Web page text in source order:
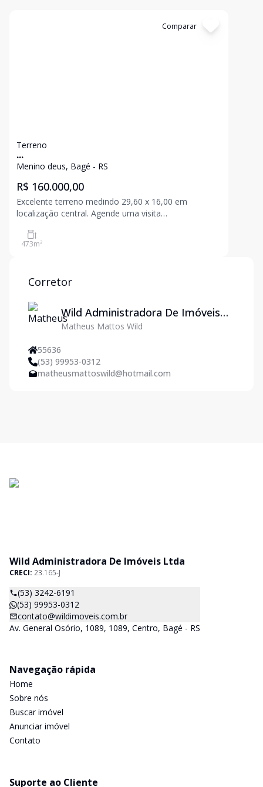
Comparar
Terreno
...
Menino deus, Bagé - RS
R$ 160.000,00
Excelente terreno medindo 29,60 x 16,00 em
localização central. Agende uma visita
473m²
Corretor
Wild Administradora De Imóveis
Ltda
Matheus Mattos Wild
55636
(53) 99953-0312
matheusmattoswild@hotmail.com
Wild Administradora De Imóveis Ltda
CRECI: 23.165-J
(53) 3242-6191
(53) 99953-0312
contato@wildimoveis.com.br
Av. General Osório, 1089, 1089, Centro, Bagé - RS
Navegação rápida
Home
Sobre nós
Buscar imóvel
Anunciar imóvel
Contato
Suporte ao Cliente